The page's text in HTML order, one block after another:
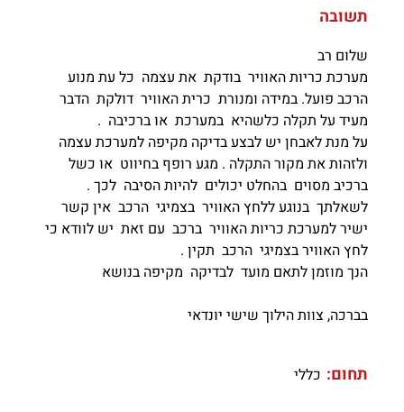
תשובה
שלום רב
מערכת כריות האוויר בודקת את עצמה כל עת מנוע
הרכב פועל. במידה ומנורת כרית האוויר דולקת הדבר
מעיד על תקלה כלשהיא במערכת או ברכיבה .
על מנת לאבחן יש לבצע בדיקה מקיפה למערכת עצמה
ולזהות את מקור התקלה . מגע רופף בחיווט או כשל
ברכיב מסוים בהחלט יכולים להיות הסיבה לכך .
לשאלתך בנוגע ללחץ האוויר בצמיגי הרכב אין קשר
ישיר למערכת כריות האוויר ברכב עם זאת יש לוודא כי
לחץ האוויר בצמיגי הרכב תקין .
הנך מוזמן לתאם מועד לבדיקה מקיפה בנושא
בברכה, צוות הילוך שישי יונדאי
תחום: כללי